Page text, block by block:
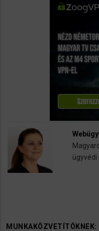
MUNKAKÖZVETÍTÖKNEK: